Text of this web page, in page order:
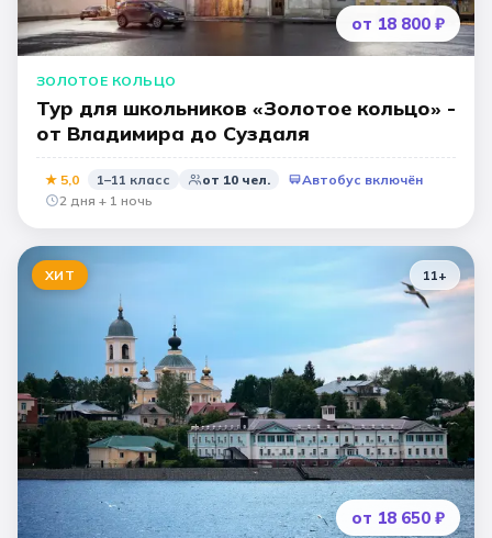
от 18 800 ₽
ЗОЛОТОЕ КОЛЬЦО
Тур для школьников «Золотое кольцо» -
от Владимира до Суздаля
★ 5,0 1–11 класс от 10 чел.
Автобус включён
2 дня + 1 ночь
ХИТ 11+
от 18 650 ₽